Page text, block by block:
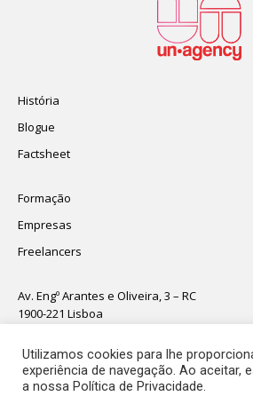
História
Blogue
Factsheet
Formação
Empresas
Freelancers
Av. Engº Arantes e Oliveira, 3 – RC
1900-221 Lisboa
T. 211 934 140
Utilizamos cookies para lhe
experiência de navegação. Ao aceitar,
a nossa Política de Privacidade.